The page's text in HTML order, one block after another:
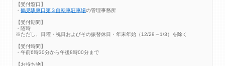
【受付窓口】
・ 鶴見駅東口第３自転車駐車場の管理事務所
【受付期間】
・随時
※ただし、日曜・祝日およびその振替休日・年末年始（12/29～1/3）を除く
【受付時間】
・午前6時30分から午後8時00分まで
【お持ち物】